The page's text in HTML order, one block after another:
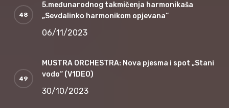
5.međunarodnog takmičenja harmonikaša
„Sevdalinko harmonikom opjevana“
06/11/2023
MUSTRA ORCHESTRA: Nova pjesma i spot „Stani
vodo“ (V1DEO)
30/10/2023